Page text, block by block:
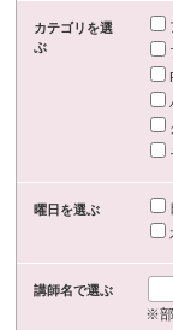
カテゴリを選
ぶ
曜日を選ぶ
講師名で選ぶ
※